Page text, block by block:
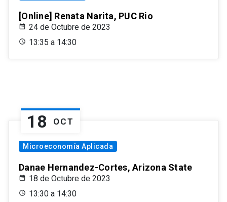
[Online] Renata Narita, PUC Rio
24 de Octubre de 2023
13:35 a 14:30
18 OCT
Microeconomía Aplicada
Danae Hernandez-Cortes, Arizona State
18 de Octubre de 2023
13:30 a 14:30